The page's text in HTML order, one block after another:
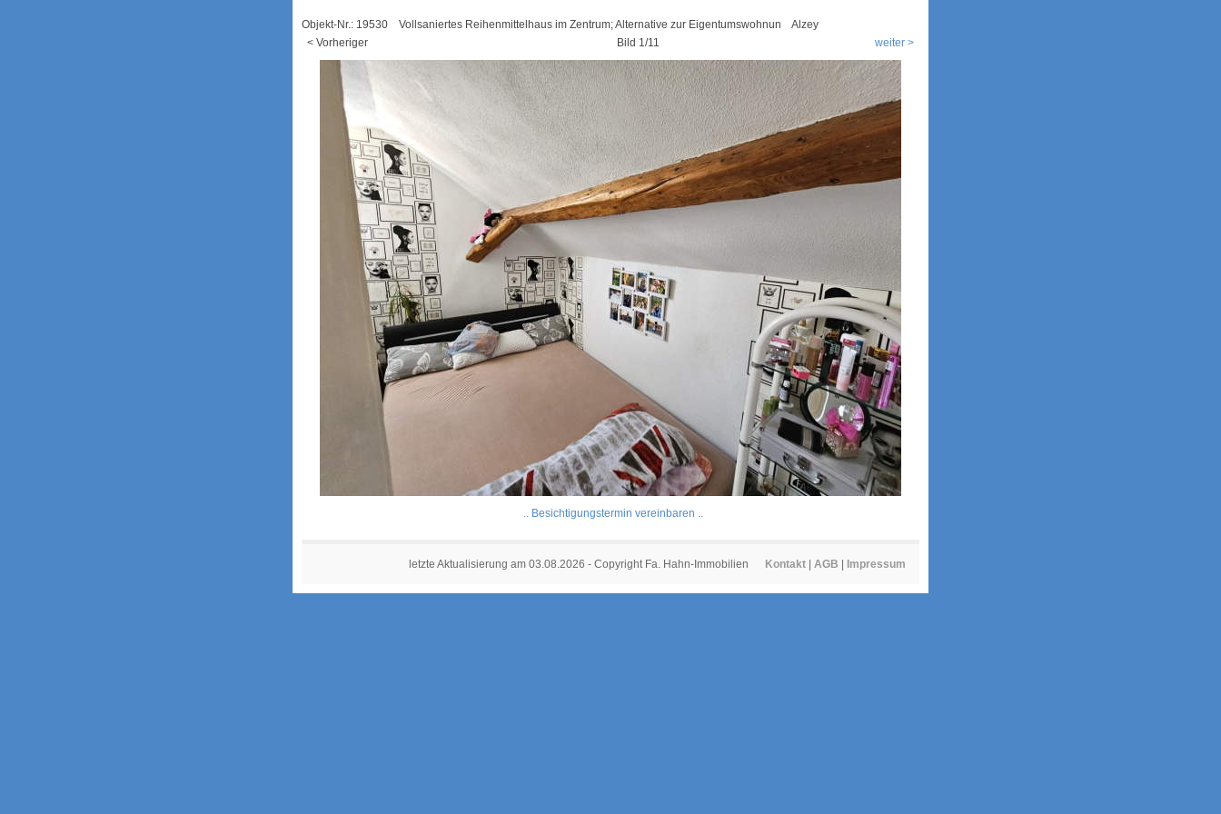
Objekt-Nr.: 19530 Vollsaniertes Reihenmittelhaus im Zentrum; Alternative zur Eigentumswohnun Alzey
< Vorheriger
Bild 1/11 weiter >
.. Besichtigungstermin vereinbaren ..
letzte Aktualisierung am 03.08.2026 - Copyright Fa. Hahn-Immobilien Kontakt AGB Impressum